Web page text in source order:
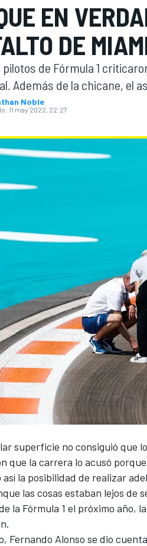
EN
DE
pilotos de Fórmula 1
Además de la chicane, el
Noble
11 may 2022, 22:27
superficie no consiguió que
que la carrera lo acusó
así la posibilidad de realizar
las cosas estaban lejos de
la Fórmula 1 el próximo año,
Fernando Alonso se dio